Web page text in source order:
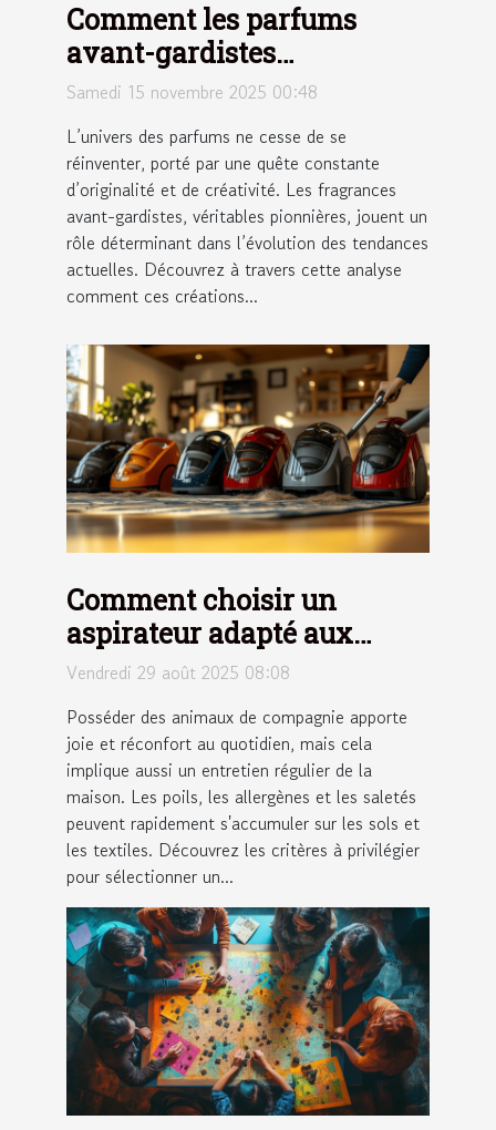
Comment les parfums
avant-gardistes
influencent-ils les
tendances modernes ?
Samedi 15 novembre 2025 00:48
L’univers des parfums ne cesse de se
réinventer, porté par une quête constante
d’originalité et de créativité. Les fragrances
avant-gardistes, véritables pionnières, jouent un
rôle déterminant dans l’évolution des tendances
actuelles. Découvrez à travers cette analyse
comment ces créations...
Comment choisir un
aspirateur adapté aux
maisons avec animaux ?
Vendredi 29 août 2025 08:08
Posséder des animaux de compagnie apporte
joie et réconfort au quotidien, mais cela
implique aussi un entretien régulier de la
maison. Les poils, les allergènes et les saletés
peuvent rapidement s'accumuler sur les sols et
les textiles. Découvrez les critères à privilégier
pour sélectionner un...